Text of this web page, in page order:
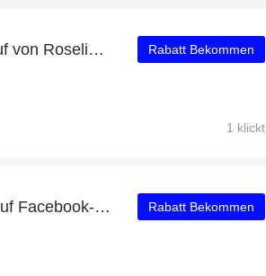
Erhalten Sie 14% Rabatt auf den Kauf von Roselinlin Rabatt Bekommen
1 klickt
Erhalten Sie einen Rabatt von 14% auf Facebook-Likes Rabatt Bekommen